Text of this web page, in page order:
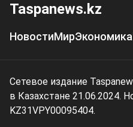
Taspanews.kz
НовостиМирЭкономика
Сетевое издание
в Казахстане 21.06.2024.
KZ31VPY00095404.